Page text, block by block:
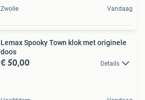
Zwolle Vandaag
Lemax Spooky Town klok met originele
doos
€ 50,00 Details